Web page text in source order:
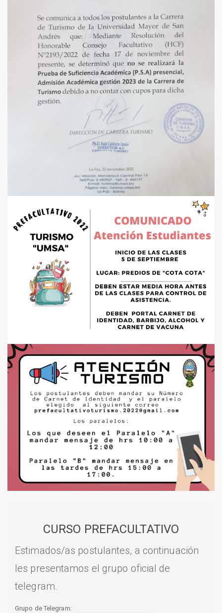
CURSO PREFACULTATIVO
Estimados/as postulantes, a continuación
les presentamos el grupo oficial de
telegram.
Grupo de Telegram: